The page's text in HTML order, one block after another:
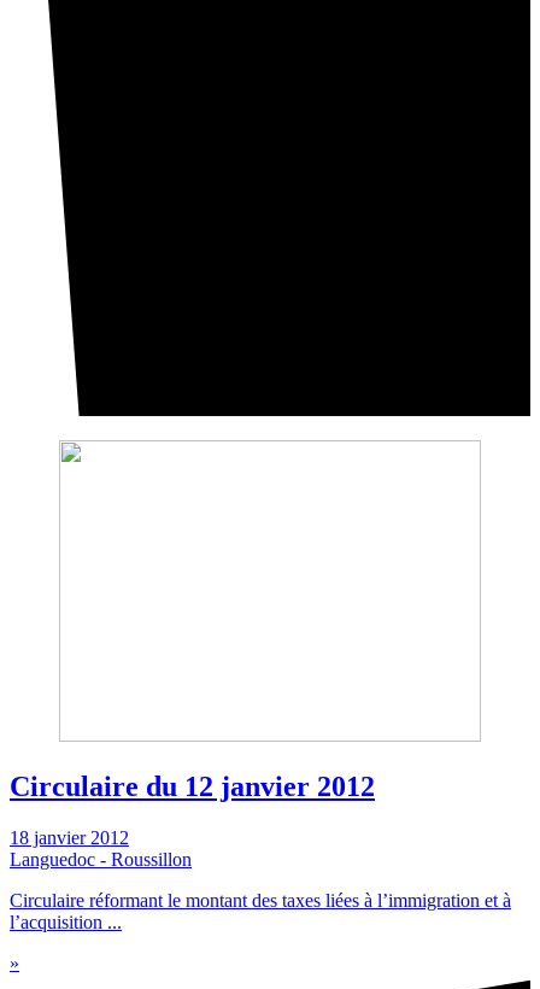
Circulaire du 12 janvier 2012
18 janvier 2012
Languedoc - Roussillon
Circulaire réformant le montant des taxes liées à l’immigration et à
l’acquisition ...
»